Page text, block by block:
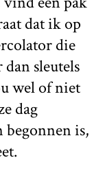
dat ik op
die
sleutels
wel of niet
dag
begonnen is,